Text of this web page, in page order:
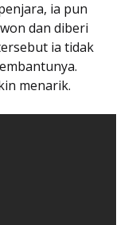
ia pun
dan diberi
ia tidak
menarik.